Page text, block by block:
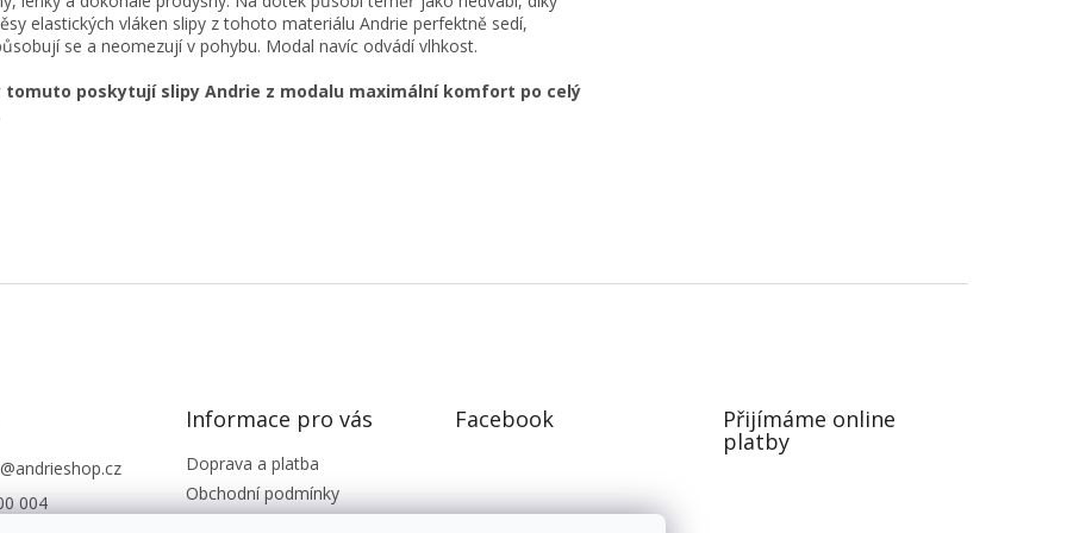
elastických vláken slipy z tohoto materiálu Andrie perfektně sedí,
se a neomezují v pohybu. Modal navíc odvádí vlhkost.
tomuto poskytují slipy Andrie z modalu maximální komfort po celý
@andrieshop.cz
004
Informace pro vás
Doprava a platba
Obchodní podmínky
Facebook Přijímáme online
platby